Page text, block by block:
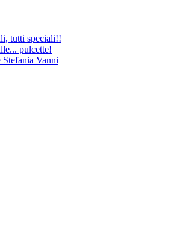
tutti speciali!!
pulcette!
Vanni